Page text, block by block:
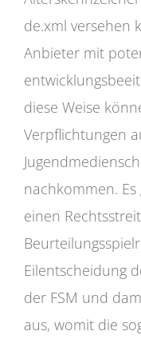
de.xml versehen
Anbieter mit
diese Weise
Verpflichtungen
nachkommen.
einen
Eilentscheidung
der FSM und
aus, womit die